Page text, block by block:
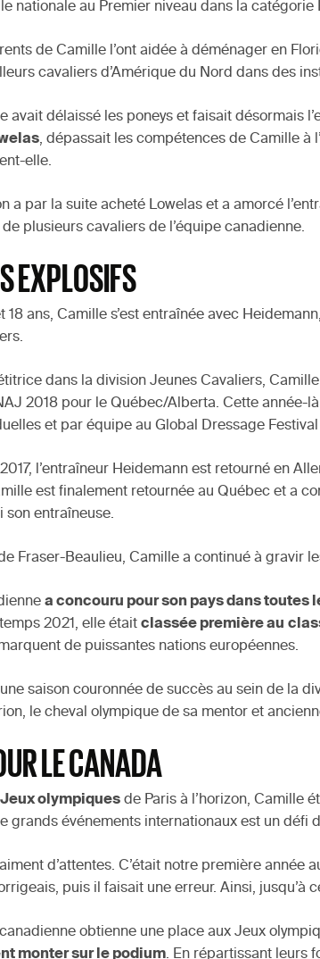
nationale au Premier niveau dans la catégorie
de Camille l’ont aidée à déménager en
cavaliers d’Amérique du Nord dans des
avait délaissé les poneys et faisait désormais
, dépassait les compétences de Camille à
elle.
a par la suite acheté Lowelas et a amorcé
plusieurs cavaliers de l’équipe canadienne.
EXPLOSIFS
18 ans, Camille s’est entraînée avec
dans la division Jeunes Cavaliers,
2018 pour le Québec/Alberta. Cette année-
et par équipe au Global Dressage
l’entraîneur Heidemann est retourné en
est finalement retournée au Québec et a
son entraîneuse.
Fraser-Beaulieu, Camille a continué à gravir
a concouru pour son pays dans toutes
2021, elle était classée première au
de puissantes nations européennes.
saison couronnée de succès au sein de la
le cheval olympique de sa mentor et
LE CANADA
Jeux olympiques de Paris à l’horizon, Camille
grands événements internationaux est un défi
d’attentes. C’était notre première
puis il faisait une erreur. Ainsi, jusqu’à
canadienne obtienne une place aux Jeux
monter sur le podium. En répartissant leurs